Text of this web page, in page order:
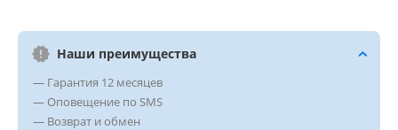
Наши преимущества
— Гарантия 12 месяцев
— Оповещение по SMS
— Возврат и обмен